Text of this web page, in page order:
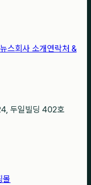
스회사 소개 연락처 &
두일빌딩 402호
몰